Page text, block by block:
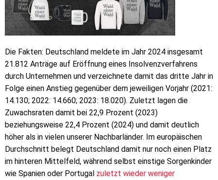
Die Fakten: Deutschland meldete im Jahr 2024 insgesamt
21.812 Anträge auf Eröffnung eines Insolvenzverfahrens
durch Unternehmen und verzeichnete damit das dritte Jahr in
Folge einen Anstieg gegenüber dem jeweiligen Vorjahr (2021:
14.130; 2022: 14.660; 2023: 18.020). Zuletzt lagen die
Zuwachsraten damit bei 22,9 Prozent (2023)
beziehungsweise 22,4 Prozent (2024) und damit deutlich
höher als in vielen unserer Nachbarländer. Im europäischen
Durchschnitt belegt Deutschland damit nur noch einen Platz
im hinteren Mittelfeld, während selbst einstige Sorgenkinder
wie Spanien oder Portugal zuletzt wieder weniger